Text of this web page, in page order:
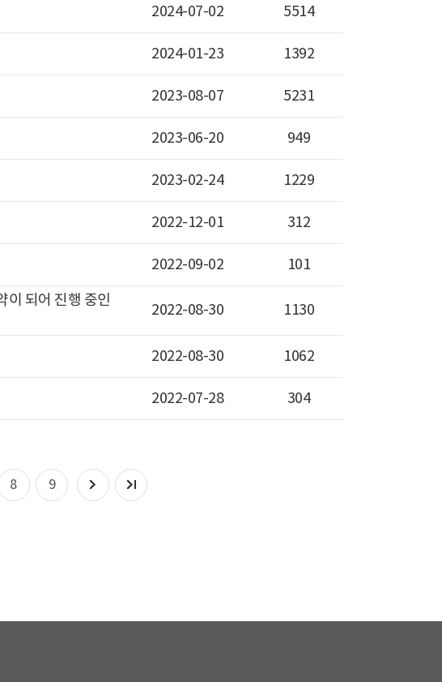
2024-07-02 5514
2024-01-23 1392
2023-08-07 5231
2023-06-20 949
2023-02-24 1229
2022-12-01 312
2022-09-02 101
이 되어 진행 중인
2022-08-30 1130
2022-08-30 1062
2022-07-28 304
8 9